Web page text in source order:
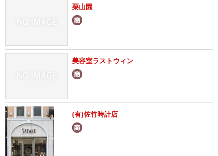
栗山園
美容室ラストウィン
(有)佐竹時計店